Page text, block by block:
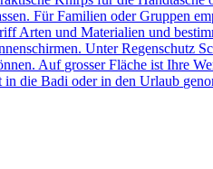
Für Familien oder Gruppen
Arten und Materialien und
Unter Regenschutz
Auf grosser Fläche ist Ihre
die Badi oder in den Urlaub